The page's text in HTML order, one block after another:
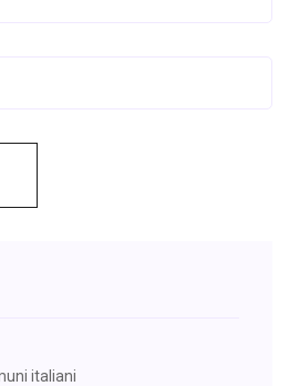
italiani